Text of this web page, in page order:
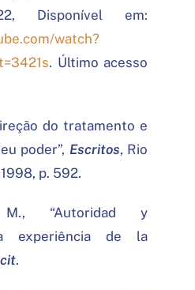
Disponível em:
watch?
. Último acesso
do tratamento e
poder”, Escritos, Rio
p. 592.
“Autoridad y
experiência de la
.